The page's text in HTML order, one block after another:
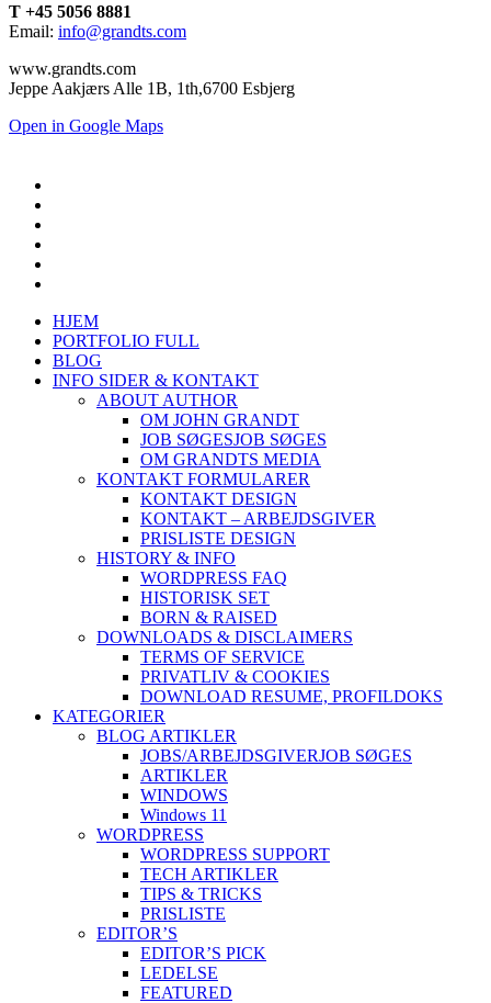
T +45 5056 8881
Email: info@grandts.com
www.grandts.com
Jeppe Aakjærs Alle 1B, 1th,6700 Esbjerg
Open in Google Maps
HJEM
PORTFOLIO FULL
BLOG
INFO SIDER & KONTAKT
ABOUT AUTHOR
OM JOHN GRANDT
JOB SØGESJOB SØGES
OM GRANDTS MEDIA
KONTAKT FORMULARER
KONTAKT DESIGN
KONTAKT – ARBEJDSGIVER
PRISLISTE DESIGN
HISTORY & INFO
WORDPRESS FAQ
HISTORISK SET
BORN & RAISED
DOWNLOADS & DISCLAIMERS
TERMS OF SERVICE
PRIVATLIV & COOKIES
DOWNLOAD RESUME, PROFILDOKS
KATEGORIER
BLOG ARTIKLER
JOBS/ARBEJDSGIVERJOB SØGES
ARTIKLER
WINDOWS
Windows 11
WORDPRESS
WORDPRESS SUPPORT
TECH ARTIKLER
TIPS & TRICKS
PRISLISTE
EDITOR’S
EDITOR’S PICK
LEDELSE
FEATURED